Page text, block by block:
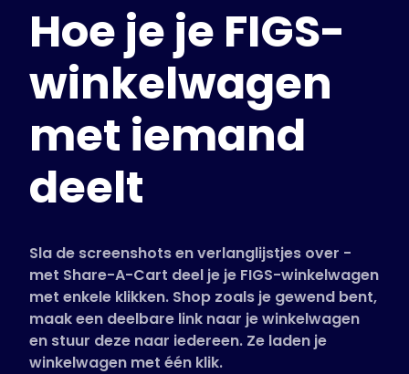
Oplossingen
Voor consumenten
Voor scholen
Voor ondernemingen
Haal Plus+
Ondersteunde winkels
Veelgestelde vragen
Handleidingen
Nederlands (Dutch)
Hoe je je FIGS-
winkelwagen
met iemand
deelt
Sla de screenshots en verlanglijstjes over -
met Share-A-Cart deel je je FIGS-winkelwagen
met enkele klikken. Shop zoals je gewend bent,
maak een deelbare link naar je winkelwagen
en stuur deze naar iedereen. Ze laden je
winkelwagen met één klik.